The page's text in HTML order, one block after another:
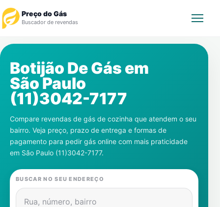
Preço do Gás
Buscador de revendas
Revendedor
Notícias
Cadastre-se
Gás
Contatos
Botijão De Gás em
São Paulo
(11)3042-7177
Compare revendas de gás de cozinha que atendem o seu
bairro. Veja preço, prazo de entrega e formas de
pagamento para pedir gás online com mais praticidade
em São Paulo (11)3042-7177.
BUSCAR NO SEU ENDEREÇO
Rua, número, bairro